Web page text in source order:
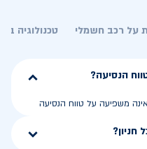
על רכב חשמלי טכנולוגיה
הנסיעה?
משפיעה על טווח הנסיעה